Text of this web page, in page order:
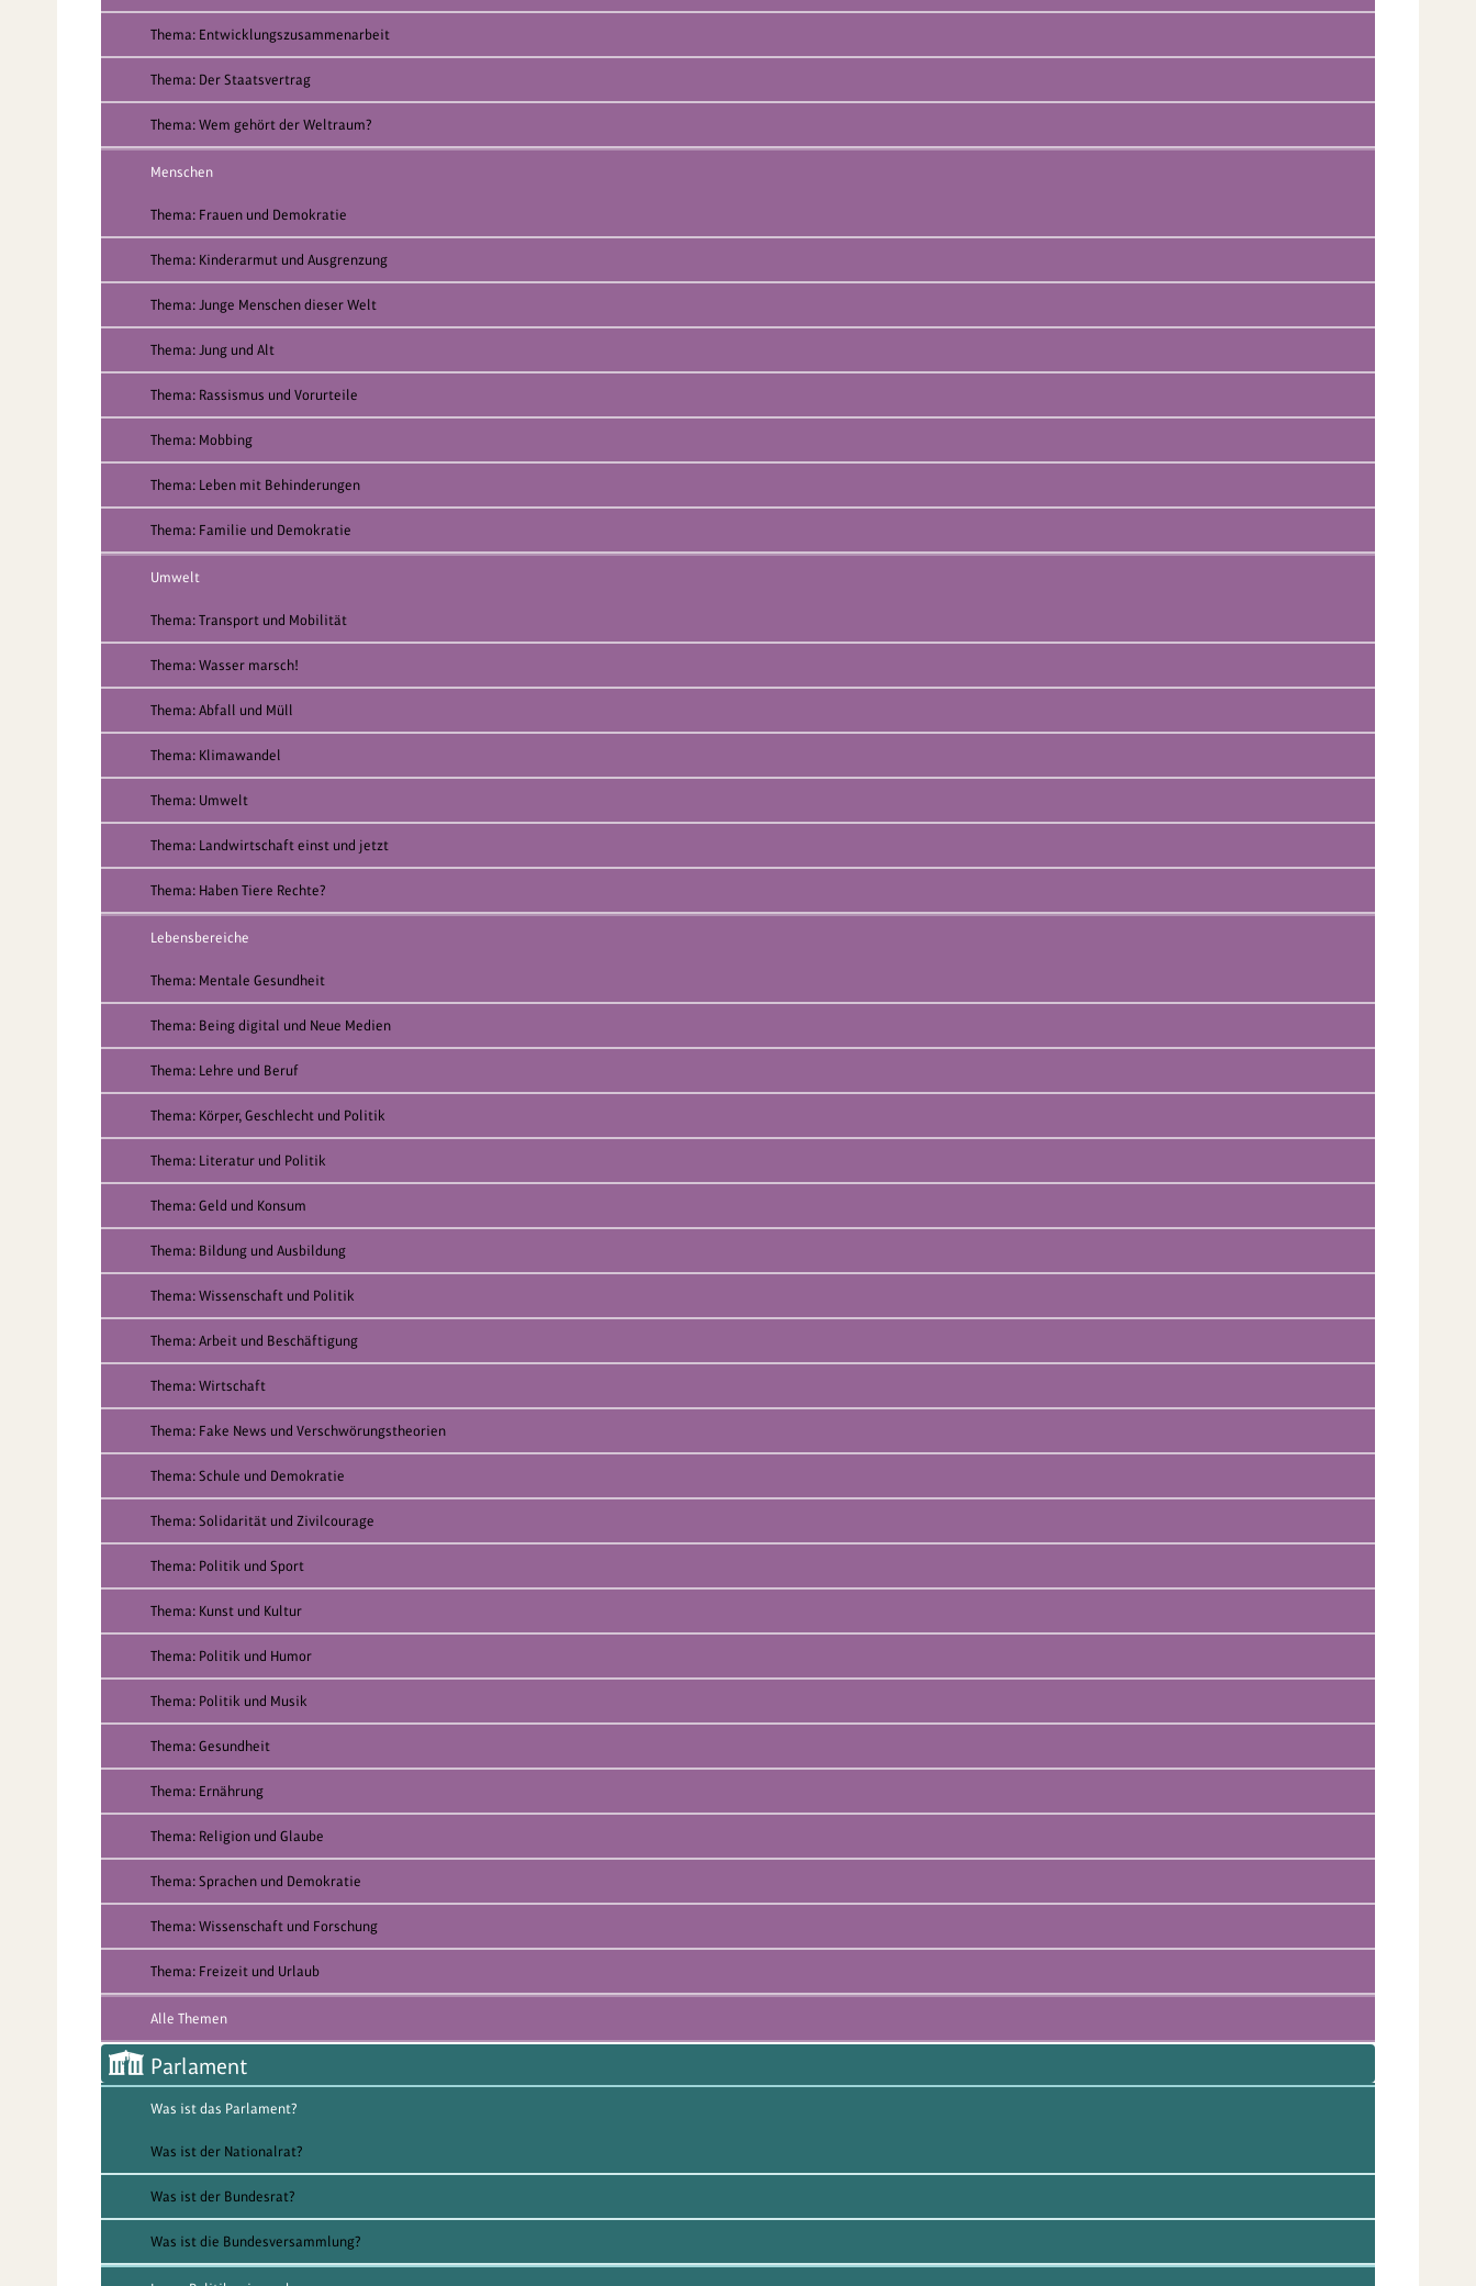
Thema: Entwicklungszusammenarbeit
Thema: Der Staatsvertrag
Thema: Wem gehört der Weltraum?
Menschen
Thema: Frauen und Demokratie
Thema: Kinderarmut und Ausgrenzung
Thema: Junge Menschen dieser Welt
Thema: Jung und Alt
Thema: Rassismus und Vorurteile
Thema: Mobbing
Thema: Leben mit Behinderungen
Thema: Familie und Demokratie
Umwelt
Thema: Transport und Mobilität
Thema: Wasser marsch!
Thema: Abfall und Müll
Thema: Klimawandel
Thema: Umwelt
Thema: Landwirtschaft einst und jetzt
Thema: Haben Tiere Rechte?
Lebensbereiche
Thema: Mentale Gesundheit
Thema: Being digital und Neue Medien
Thema: Lehre und Beruf
Thema: Körper, Geschlecht und Politik
Thema: Literatur und Politik
Thema: Geld und Konsum
Thema: Bildung und Ausbildung
Thema: Wissenschaft und Politik
Thema: Arbeit und Beschäftigung
Thema: Wirtschaft
Thema: Fake News und Verschwörungstheorien
Thema: Schule und Demokratie
Thema: Solidarität und Zivilcourage
Thema: Politik und Sport
Thema: Kunst und Kultur
Thema: Politik und Humor
Thema: Politik und Musik
Thema: Gesundheit
Thema: Ernährung
Thema: Religion und Glaube
Thema: Sprachen und Demokratie
Thema: Wissenschaft und Forschung
Thema: Freizeit und Urlaub
Alle Themen
Parlament
Was ist das Parlament?
Was ist der Nationalrat?
Was ist der Bundesrat?
Was ist die Bundesversammlung?